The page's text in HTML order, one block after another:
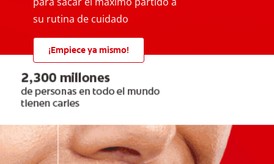
su rutina de cuidado
¡Empiece ya mismo!